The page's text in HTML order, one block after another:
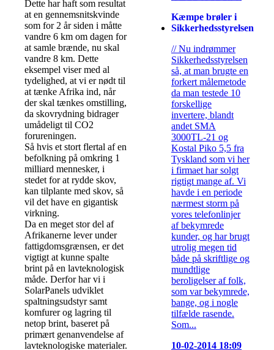
Dette har haft som resultat
at en gennemsnitskvinde
som for 2 år siden i måtte
vandre 6 km om dagen for
at samle brænde, nu skal
vandre 8 km. Dette
eksempel viser med al
tydelighed, at vi er nødt til
at tænke Afrika ind, når
der skal tænkes omstilling,
da skovrydning bidrager
umådeligt til CO2
forureningen.
Så hvis et stort flertal af en
befolkning på omkring 1
milliard mennesker, i
stedet for at rydde skov,
kan tilplante med skov, så
vil det have en gigantisk
virkning.
Da en meget stor del af
Afrikanerne lever under
fattigdomsgrænsen, er det
vigtigt at kunne spalte
brint på en lavteknologisk
måde. Derfor har vi i
SolarPanels udviklet
spaltningsudstyr samt
komfurer og lagring til
netop brint, baseret på
primært genanvendelse af
lavteknologiske materialer.
Kæmpe brøler i
Sikkerhedsstyrelsen
// Nu indrømmer
Sikkerhedsstyrelsen
så, at man brugte en
forkert målemetode
da man testede 10
forskellige
invertere, blandt
andet SMA
3000TL-21 og
Kostal Piko 5,5 fra
Tyskland som vi her
i firmaet har solgt
rigtigt mange af. Vi
havde i en periode
nærmest storm på
vores telefonlinjer
af bekymrede
kunder, og har brugt
utrolig megen tid
både på skriftlige og
mundtlige
beroligelser af folk,
som var bekymrede,
bange, og i nogle
tilfælde rasende.
Som...
10-02-2014 18:09